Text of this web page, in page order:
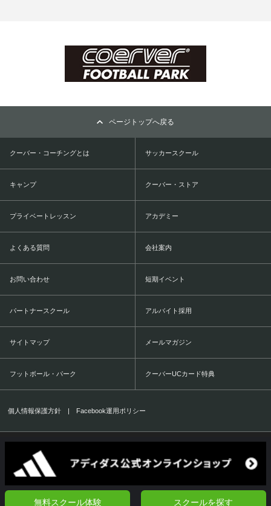
無料スクール体験 スクールを探す
ページトップへ戻る
クーバー・コーチングとは サッカースクール
キャンプ クーバー・ストア
プライベートレッスン アカデミー
よくある質問 会社案内
お問い合わせ 短期イベント
パートナースクール アルバイト採用
サイトマップ メールマガジン
フットボール・パーク クーバーUCカード特典
個人情報保護方針 | Facebook運用ポリシー
1999-2016 All Rights Reserved.